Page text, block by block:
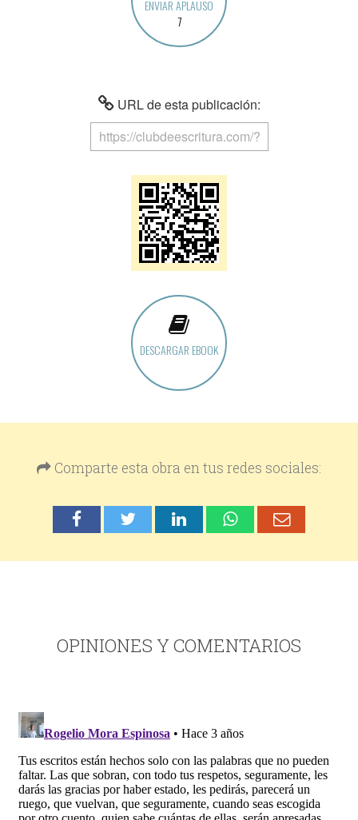
ENVIAR APLAUSO
7
URL de esta publicación:
DESCARGAR EBOOK
Comparte esta obra en tus redes sociales:
OPINIONES Y COMENTARIOS